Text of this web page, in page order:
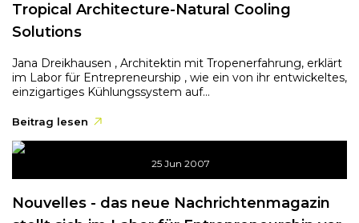
Tropical Architecture-Natural Cooling
Solutions
Jana Dreikhausen , Architektin mit Tropenerfahrung, erklärt
im Labor für Entrepreneurship , wie ein von ihr entwickeltes,
einzigartiges Kühlungssystem auf...
Beitrag lesen
25 Jun 2007
Nouvelles - das neue Nachrichtenmagazin